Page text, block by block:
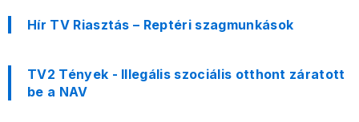
Hír TV Riasztás – Reptéri szagmunkások
TV2 Tények - Illegális szociális otthont záratott
be a NAV